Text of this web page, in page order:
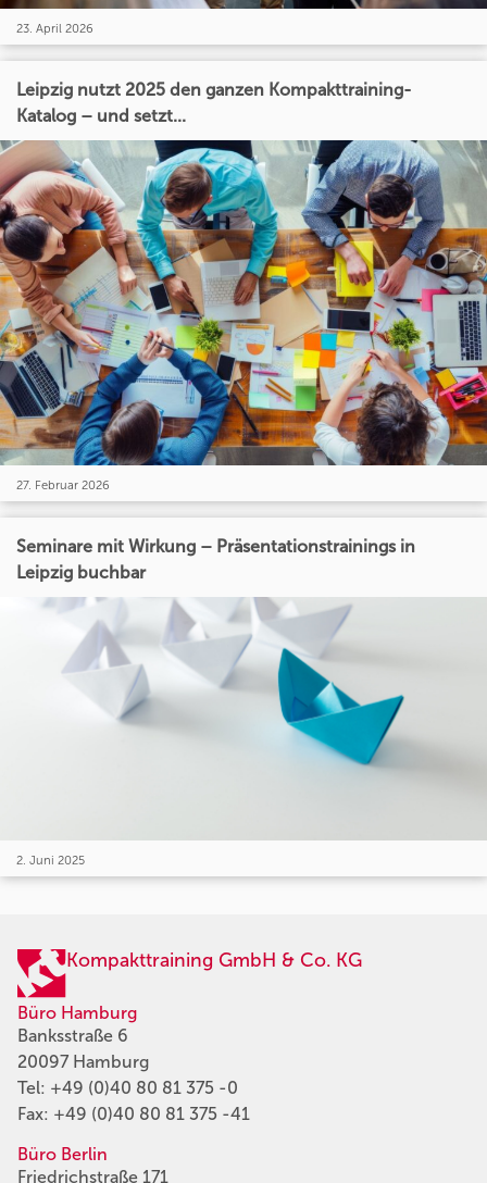
23. April 2026
Leipzig nutzt 2025 den ganzen Kompakttraining-
Katalog – und setzt...
27. Februar 2026
Seminare mit Wirkung – Präsentationstrainings in
Leipzig buchbar
2. Juni 2025
Kompakttraining GmbH & Co. KG
Büro Hamburg
Banksstraße 6
20097 Hamburg
Tel: +49 (0)40 80 81 375 -0
Fax: +49 (0)40 80 81 375 -41
Büro Berlin
Friedrichstraße 171